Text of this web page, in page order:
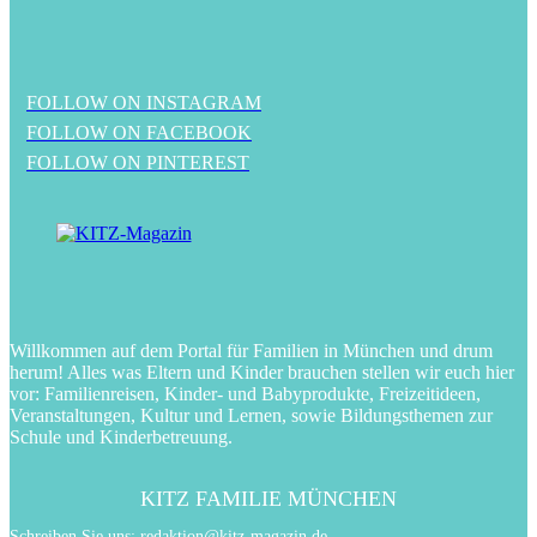
FOLLOW ON INSTAGRAM
FOLLOW ON FACEBOOK
FOLLOW ON PINTEREST
Willkommen auf dem Portal für Familien in München und drum
herum! Alles was Eltern und Kinder brauchen stellen wir euch hier
vor: Familienreisen, Kinder- und Babyprodukte, Freizeitideen,
Veranstaltungen, Kultur und Lernen, sowie Bildungsthemen zur
Schule und Kinderbetreuung.
KITZ FAMILIE MÜNCHEN